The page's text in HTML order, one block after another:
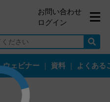
お問い合わせ
ログイン
ウェビナー ｜ 資料 ｜ よくある